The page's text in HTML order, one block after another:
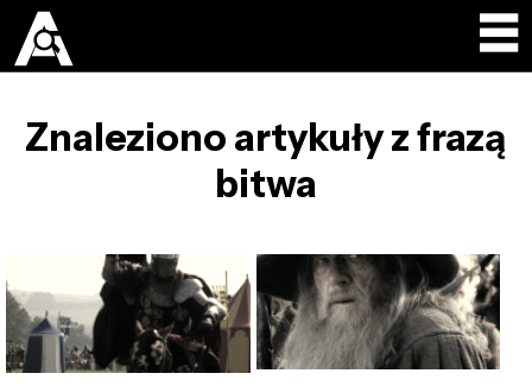
Znaleziono artykuły z frazą
bitwa